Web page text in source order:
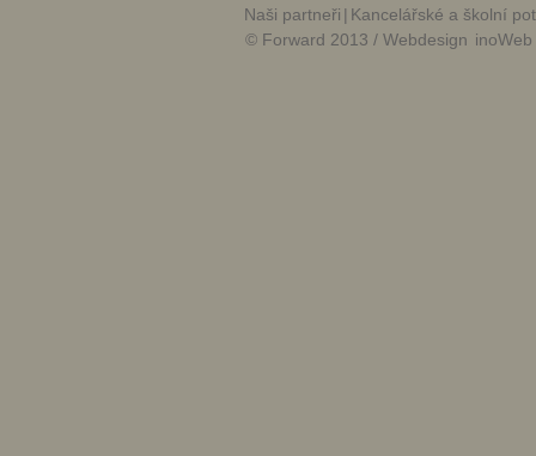
Naši partneři | Kancelářské a školní
© Forward 2013 / Webdesign inoWeb